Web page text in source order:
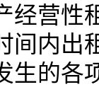
经营性
间内出
生的各